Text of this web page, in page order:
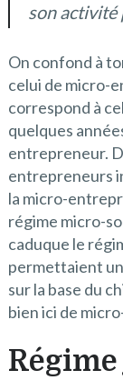
son activité
On confond à
celui de micro-
correspond à
quelques
entrepreneur.
entrepreneurs
la micro-
régime micro-
caduque le
permettaient
sur la base du
bien ici de